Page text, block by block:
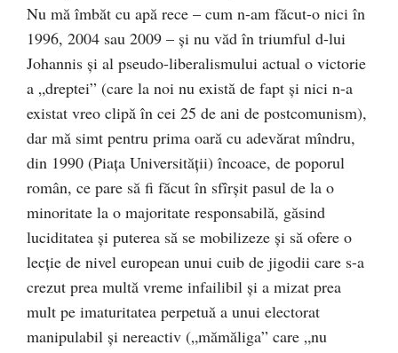
Nu mă îmbăt cu apă rece – cum n-am făcut-o nici în
1996, 2004 sau 2009 – şi nu văd în triumful d-lui
Johannis şi al pseudo-liberalismului actual o victorie
a „dreptei” (care la noi nu există de fapt şi nici n-a
existat vreo clipă în cei 25 de ani de postcomunism),
dar mă simt pentru prima oară cu adevărat mîndru,
din 1990 (Piaţa Universităţii) încoace, de poporul
român, ce pare să fi făcut în sfîrşit pasul de la o
minoritate la o majoritate responsabilă, găsind
luciditatea şi puterea să se mobilizeze şi să ofere o
lecţie de nivel european unui cuib de jigodii care s-a
crezut prea multă vreme infailibil şi a mizat prea
mult pe imaturitatea perpetuă a unui electorat
manipulabil şi nereactiv („mămăliga” care „nu